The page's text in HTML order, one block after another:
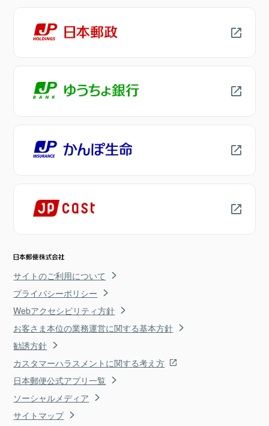
サイトのご利用について
プライバシーポリシー
Webアクセシビリティ方針
お客さま本位の業務運営に関する基本方針
勧誘方針
カスタマーハラスメントに関する考え方
日本郵便公式アプリ一覧
ソーシャルメディア
サイトマップ